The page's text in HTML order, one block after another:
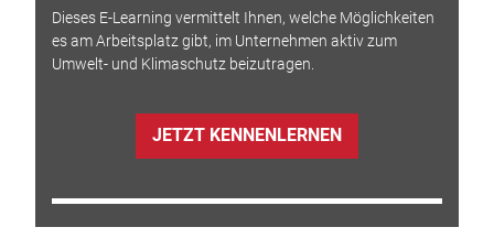
Dieses E-Learning vermittelt Ihnen, welche Möglichkeiten
es am Arbeitsplatz gibt, im Unternehmen aktiv zum
Umwelt- und Klimaschutz beizutragen.
JETZT KENNENLERNEN